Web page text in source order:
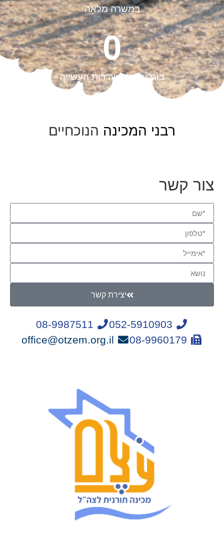
במשרה מלאה
בוגרים בכל שדרות העשייה
0
רבני המכינה הנוכחיים
צור קשר
יצירת קשר
052-5910903
08-9987511
08-9960179
office@otzem.org.il